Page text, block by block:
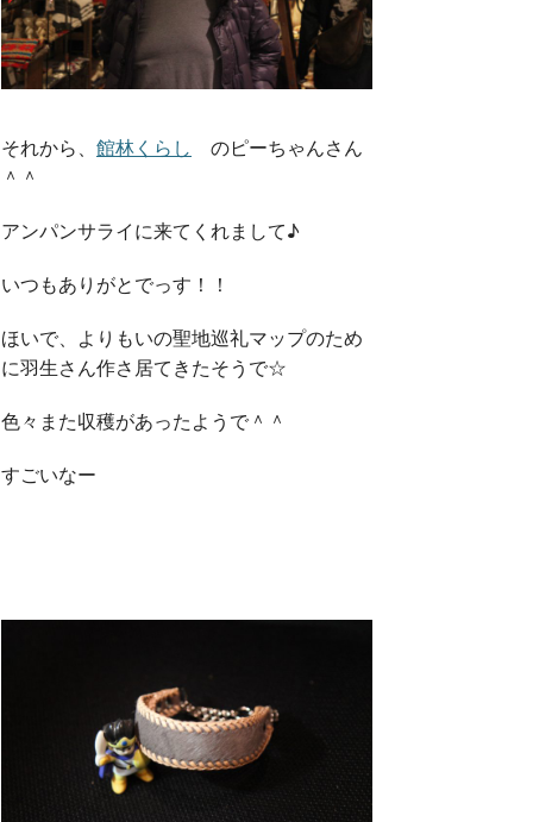
それから、 館林くらし のピーちゃんさん
＾＾
アンパンサライに来てくれまして♪
いつもありがとでっす！！
ほいで、よりもいの聖地巡礼マップのため
に羽生さん作さ居てきたそうで☆
色々また収穫があったようで＾＾
すごいなー